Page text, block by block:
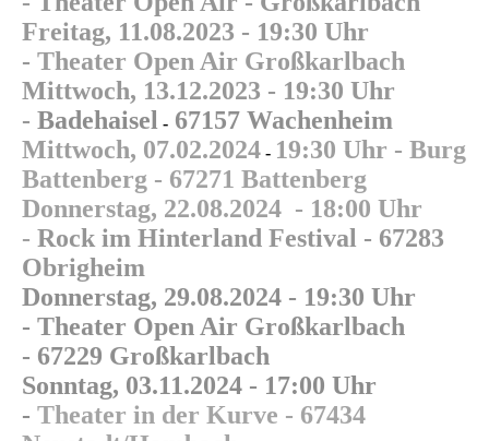
Freitag, 11.08.2023 - 19:30 Uhr
- Theater Open Air Großkarlbach
Mittwoch, 13.12.2023 - 19:30 Uhr
- Badehaisel - 67157 Wachenheim
Mittwoch, 07.02.2024 - 19:30 Uhr - Burg
Battenberg - 67271 Battenberg
Donnerstag, 22.08.2024 - 18:00 Uhr
- Rock im Hinterland Festival - 67283
Obrigheim
Donnerstag, 29.08.2024 - 19:30 Uhr
- Theater Open Air Großkarlbach
- 67229 Großkarlbach
Sonntag, 03.11.2024 - 17:00 Uhr
- Theater in der Kurve - 67434